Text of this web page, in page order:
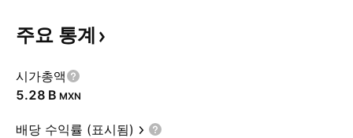
주요 통계
시가총액
‪5.28 B‬ MXN
배당 수익률 (표시됨)